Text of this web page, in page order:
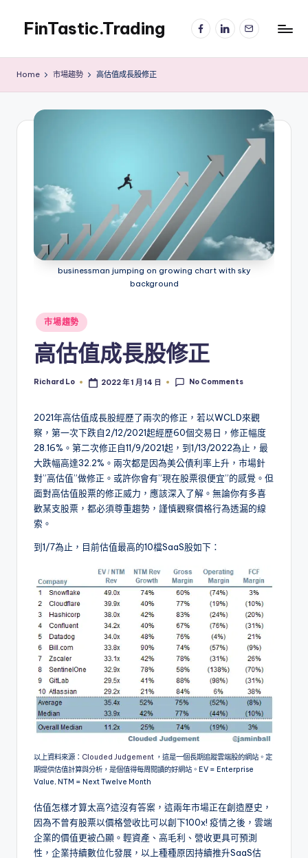
content
FinTastic.Trading
美
FacebookLinkedIn
電
子
Home 市場趨勢 高估值成長股修正
businessman jumping on growing chart with sky
background
Posted
in
市場趨勢
高估值成長股修正
Posted
Richard Lo 2022 年 1 月 14 日 No Comments
2021年高估值成長股經歷了兩次的修正，若以WCLD來觀
察，第一次下跌自2/12/2021起經歷60個交易日，修正幅度
28.16%。第二次修正自11/9/2021起，到1/13/2022為止，最
大跌幅高達32.2%。兩次都是因為美公債利率上升，市場針
對”高估值”做修正。或許你會有”現在股票很便宜”的感覺。但
面對高估值股票的修正威力，應該深入了解。無論你有多喜
歡某支股票，都必須尊重趨勢，謹慎觀察價格行為透漏的線
索。
到1/7為止，目前估值最高的10檔SaaS股如下：
以上資料來源： Clouded Judgement ，這是一個長期追蹤雲端股的網站。定
期提供估值計算與分析，是個值得每周閱讀的好網站。EV = Enterprise
Value, NTM = Next Twelve Month
估值怎樣才算太高?這沒有答案，這兩年市場正在創造歷史，
因為不曾有股票以價格營收比可以創下100x! 疫情之後，雲端
企業的價值更被凸顯。輕資產、高毛利、營收更具可預測
性，企業持續數位化發展，以上種種原因持續推升SaaS估